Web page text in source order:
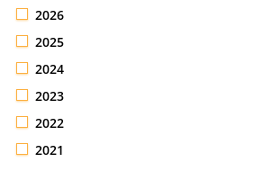
2026
2025
2024
2023
2022
2021